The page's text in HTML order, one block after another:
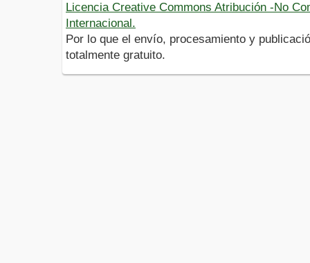
Licencia Creative Commons Atribución -No
Internacional.
Por lo que el envío, procesamiento y
totalmente gratuito.